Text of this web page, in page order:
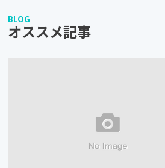
BLOG
オススメ記事